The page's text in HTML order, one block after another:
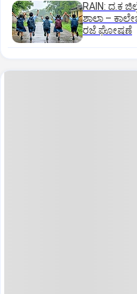
RAIN: ದ.ಕ
ಶಾಲಾ –
ರಜೆ ಘೋಷಣೆ